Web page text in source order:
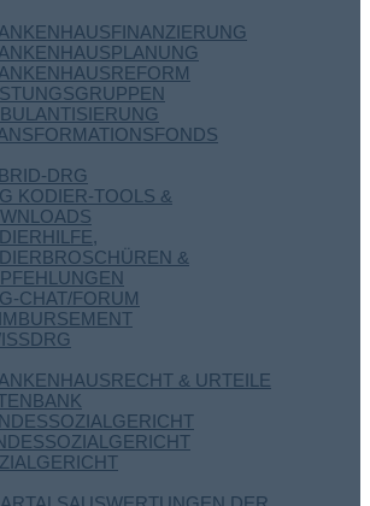
DRG
KODIER-TOOLS &
&
CHAT/FORUM
& URTEILE